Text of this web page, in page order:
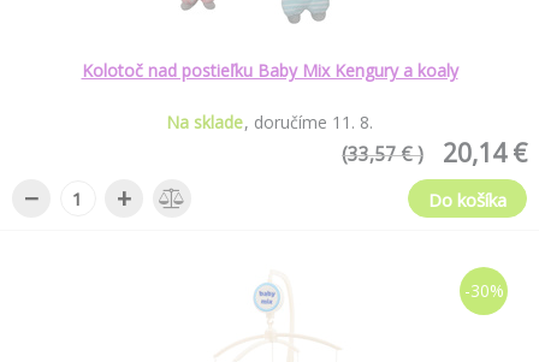
Kolotoč nad postieľku Baby Mix Kengury a koaly
Na sklade doručíme 11 . 8.
20,14 €
(33,57 € )
− + Do košíka
-30%